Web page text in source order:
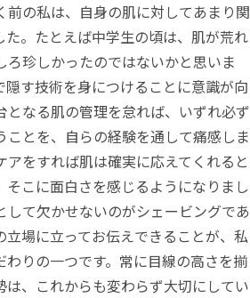
前の私は、自身の肌に対してあまり関
た。たとえば中学生の頃は、肌が荒れ
ろ珍しかったのではないかと思いま
隠す技術を身につけることに意識が向
となる肌の管理を怠れば、いずれ必ず
ことを、自らの経験を通して痛感しま
アをすれば肌は確実に応えてくれると
そこに面白さを感じるようになりまし
して欠かせないのがシェービングであ
立場に立ってお伝えできることが、私
わりの一つです。常に目線の高さを揃
は、これからも変わらず大切にしてい